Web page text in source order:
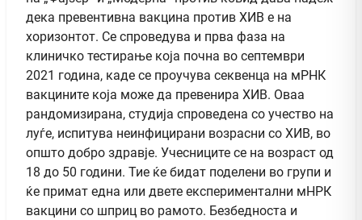
дека превентивна вакцина против ХИВ е на
хоризонтот. Се спроведува и прва фаза на
клиничко тестирање која почна во септември
2021 година, каде се проучува секвенца на мРНК
вакцините која може да превенира ХИВ. Оваа
рандомизирана, студија спроведена со учество на
луѓе, испитува неинфицирани возрасни со ХИВ, во
општо добро здравје. Учесниците се на возраст од
18 до 50 години. Тие ќе бидат поделени во групи и
ќе примат една или двете експериментални мНРК
вакцини со шприц во рамото. Безбедноста и